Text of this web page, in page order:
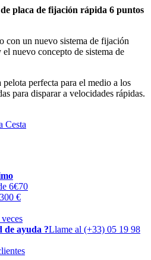
placa de fijación rápida 6 puntos
con un nuevo sistema de fijación
nuevo concepto de sistema de
perfecta para el medio a los
para disparar a velocidades rápidas.
Cesta
6€70
€
de ayuda ?Llame al (+33) 05 19 98